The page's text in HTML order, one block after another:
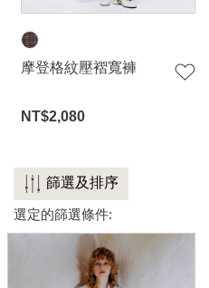
穿搭美學
關於MOMA
網站須知與政策
摩登格紋壓褶寬褲
NT$2,080
篩選及排序
選定的篩選條件: